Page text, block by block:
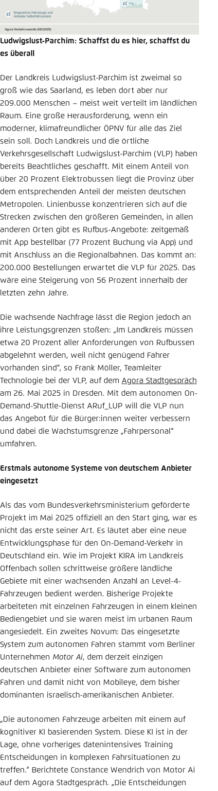
Ludwigslust-Parchim: Schaffst du es hier, schaffst du
es überall
Der Landkreis Ludwigslust-Parchim ist zweimal so
groß wie das Saarland, es leben dort aber nur
209.000 Menschen – meist weit verteilt im ländlichen
Raum. Eine große Herausforderung, wenn ein
moderner, klimafreundlicher ÖPNV für alle das Ziel
sein soll. Doch Landkreis und die örtliche
Verkehrsgesellschaft Ludwigslust-Parchim (VLP) haben
bereits Beachtliches geschafft. Mit einem Anteil von
über 20 Prozent Elektrobussen liegt die Provinz über
dem entsprechenden Anteil der meisten deutschen
Metropolen. Linienbusse konzentrieren sich auf die
Strecken zwischen den größeren Gemeinden, in allen
anderen Orten gibt es Rufbus-Angebote: zeitgemäß
mit App bestellbar (77 Prozent Buchung via App) und
mit Anschluss an die Regionalbahnen. Das kommt an:
200.000 Bestellungen erwartet die VLP für 2025. Das
wäre eine Steigerung von 56 Prozent innerhalb der
letzten zehn Jahre.
Die wachsende Nachfrage lässt die Region jedoch an
ihre Leistungsgrenzen stoßen: „Im Landkreis müssen
etwa 20 Prozent aller Anforderungen von Rufbussen
abgelehnt werden, weil nicht genügend Fahrer
vorhanden sind“, so Frank Möller, Teamleiter
Technologie bei der VLP, auf dem Agora Stadtgespräch
am 26. Mai 2025 in Dresden. Mit dem autonomen On-
Demand-Shuttle-Dienst ARuf_LUP will die VLP nun
das Angebot für die Bürger:innen weiter verbessern
und dabei die Wachstumsgrenze „Fahrpersonal“
umfahren.
Erstmals autonome Systeme von deutschem Anbieter
eingesetzt
Als das vom Bundesverkehrsministerium geförderte
Projekt im Mai 2025 offiziell an den Start ging, war es
nicht das erste seiner Art. Es läutet aber eine neue
Entwicklungsphase für den On-Demand-Verkehr in
Deutschland ein. Wie im Projekt KIRA im Landkreis
Offenbach sollen schrittweise größere ländliche
Gebiete mit einer wachsenden Anzahl an Level-4-
Fahrzeugen bedient werden. Bisherige Projekte
arbeiteten mit einzelnen Fahrzeugen in einem kleinen
Bediengebiet und sie waren meist im urbanen Raum
angesiedelt. Ein zweites Novum: Das eingesetzte
System zum autonomen Fahren stammt vom Berliner
Unternehmen Motor Ai, dem derzeit einzigen
deutschen Anbieter einer Software zum autonomen
Fahren und damit nicht von Mobileye, dem bisher
dominanten israelisch-amerikanischen Anbieter.
„Die autonomen Fahrzeuge arbeiten mit einem auf
kognitiver KI basierenden System. Diese KI ist in der
Lage, ohne vorheriges datenintensives Training
Entscheidungen in komplexen Fahrsituationen zu
treffen.“ Berichtete Constance Wendrich von Motor Ai
auf dem Agora Stadtgespräch. „Die Entscheidungen